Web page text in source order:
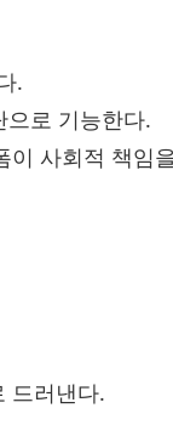
.
로 기능한다.
이 사회적 책임
드러낸다.